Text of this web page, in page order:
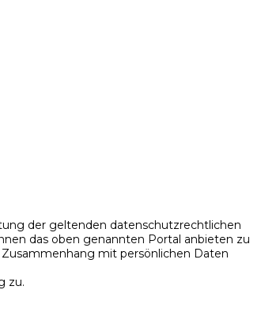
der geltenden datenschutzrechtlichen
das oben genannten Portal anbieten zu
mit persönlichen Daten
zu.